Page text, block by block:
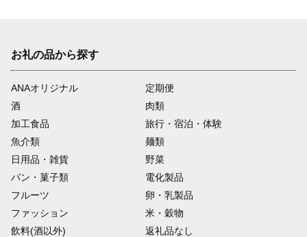
お礼の品から探す
ANAオリジナル
定期便
酒
肉類
加工食品
旅行・宿泊・体験
魚介類
麺類
日用品・雑貨
野菜
パン・菓子類
電化製品
フルーツ
卵・乳製品
ファッション
米・穀物
飲料(酒以外)
返礼品なし